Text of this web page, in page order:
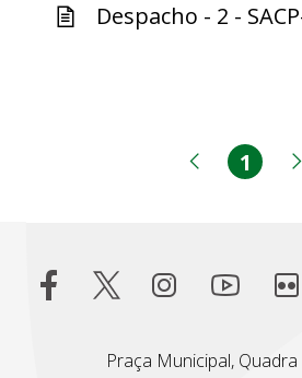
Despacho - 2 -
Página
1
Praça Municipal,